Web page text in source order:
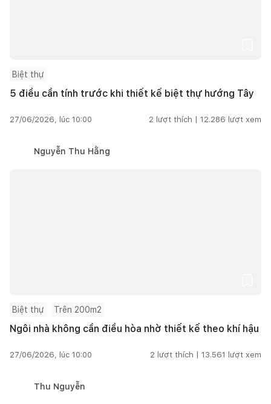
Biệt thự
5 điều cần tính trước khi thiết kế biệt thự hướng Tây
27/06/2026, lúc 10:00 2 lượt thích | 12.286 lượt xem
Nguyễn Thu Hằng
Biệt thự Trên 200m2
Ngôi nhà không cần điều hòa nhờ thiết kế theo khí hậu
27/06/2026, lúc 10:00 2 lượt thích | 13.561 lượt xem
Thu Nguyễn